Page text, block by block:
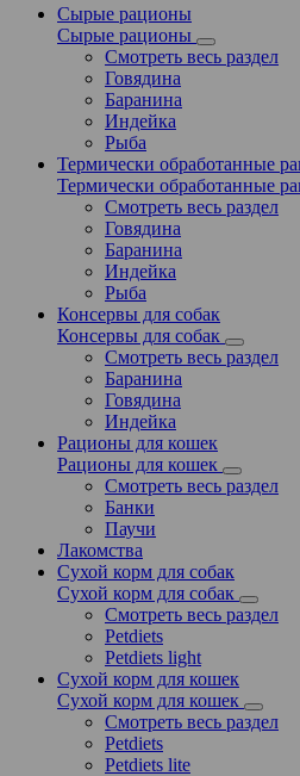
Сырые рационы
Сырые рационы
Смотреть весь раздел
Говядина
Баранина
Индейка
Рыба
Термически обработанные
Термически обработанные
Смотреть весь раздел
Говядина
Баранина
Индейка
Рыба
Консервы для собак
Консервы для собак
Смотреть весь раздел
Баранина
Говядина
Индейка
Рационы для кошек
Рационы для кошек
Смотреть весь раздел
Банки
Паучи
Лакомства
Сухой корм для собак
Сухой корм для собак
Смотреть весь раздел
Petdiets
Petdiets light
Сухой корм для кошек
Сухой корм для кошек
Смотреть весь раздел
Petdiets
Petdiets lite